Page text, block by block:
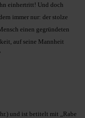
einhertritt! Und doch
immer nur: der stolze
einen gegründeten
auf seine Mannheit
und ist betitelt mit „Rabe